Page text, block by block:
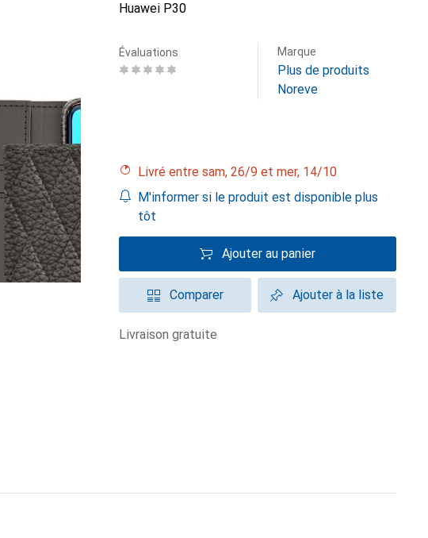
Huawei P30
Évaluations Marque
Plus de produits
Noreve
Livré entre sam, 26/9 et mer, 14/10
M'informer si le produit est disponible plus
tôt
Ajouter au panier
Comparer Ajouter à la liste
livraison gratuite